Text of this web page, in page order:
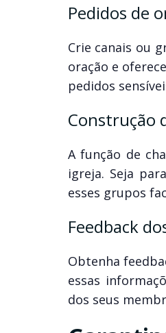
Pedidos de
Crie canais ou
oração e
pedidos
Construção
A função de
igreja. Seja
esses grupos
Feedback
Obtenha
essas
dos seus